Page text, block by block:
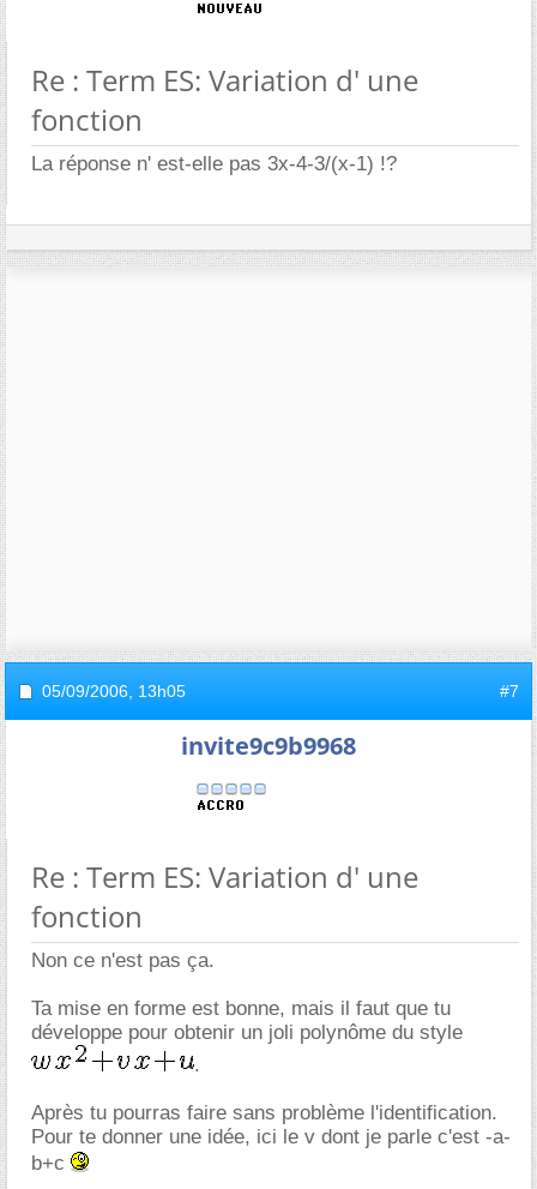
Re : Term ES: Variation d' une
fonction
La réponse n' est-elle pas 3x-4-3/(x-1) !?
05/09/2006, 13h05 #7
invite9c9b9968
Re : Term ES: Variation d' une
fonction
Non ce n'est pas ça.
Ta mise en forme est bonne, mais il faut que tu
développe pour obtenir un joli polynôme du style
.
Après tu pourras faire sans problème l'identification.
Pour te donner une idée, ici le v dont je parle c'est -a-
b+c